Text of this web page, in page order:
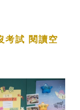
考試 閱讀空